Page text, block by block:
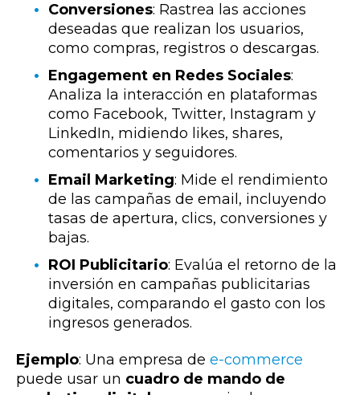
Conversiones: Rastrea las acciones
deseadas que realizan los usuarios,
como compras, registros o descargas.
Engagement en Redes Sociales:
Analiza la interacción en plataformas
como Facebook, Twitter, Instagram y
LinkedIn, midiendo likes, shares,
comentarios y seguidores.
Email Marketing: Mide el rendimiento
de las campañas de email, incluyendo
tasas de apertura, clics, conversiones y
bajas.
ROI Publicitario: Evalúa el retorno de la
inversión en campañas publicitarias
digitales, comparando el gasto con los
ingresos generados.
Ejemplo: Una empresa de e-commerce
puede usar un cuadro de mando de